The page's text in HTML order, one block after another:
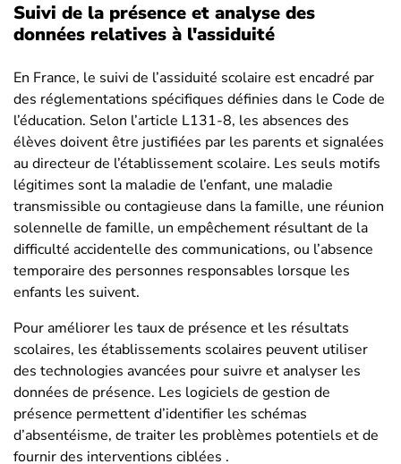
Suivi de la présence et analyse des
données relatives à l'assiduité
En France, le suivi de l’assiduité scolaire est encadré par
des réglementations spécifiques définies dans le Code de
l’éducation. Selon l’article L131-8, les absences des
élèves doivent être justifiées par les parents et signalées
au directeur de l’établissement scolaire. Les seuls motifs
légitimes sont la maladie de l’enfant, une maladie
transmissible ou contagieuse dans la famille, une réunion
solennelle de famille, un empêchement résultant de la
difficulté accidentelle des communications, ou l’absence
temporaire des personnes responsables lorsque les
enfants les suivent​​.
Pour améliorer les taux de présence et les résultats
scolaires, les établissements scolaires peuvent utiliser
des technologies avancées pour suivre et analyser les
données de présence. Les logiciels de gestion de
présence permettent d’identifier les schémas
d’absentéisme, de traiter les problèmes potentiels et de
fournir des interventions ciblées​ ​.